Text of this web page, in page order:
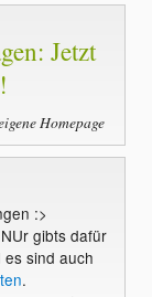
Jetzt
!
Homepage
:>
gibts dafür
es sind auch
.